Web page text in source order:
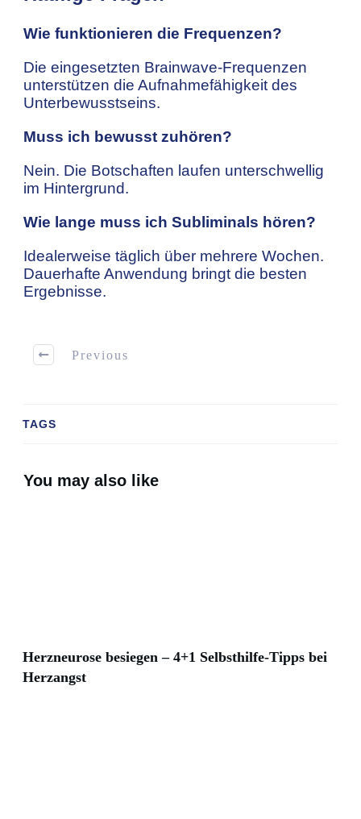
Wie funktionieren die Frequenzen?
Die eingesetzten Brainwave-Frequenzen
unterstützen die Aufnahmefähigkeit des
Unterbewusstseins.
Muss ich bewusst zuhören?
Nein. Die Botschaften laufen unterschwellig
im Hintergrund.
Wie lange muss ich Subliminals hören?
Idealerweise täglich über mehrere Wochen.
Dauerhafte Anwendung bringt die besten
Ergebnisse.
Previous
TAGS
You may also like
Herzneurose besiegen – 4+1 Selbsthilfe-Tipps bei
Herzangst